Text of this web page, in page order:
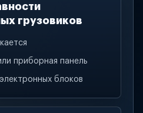
грузовиков
приборная панель
блоков